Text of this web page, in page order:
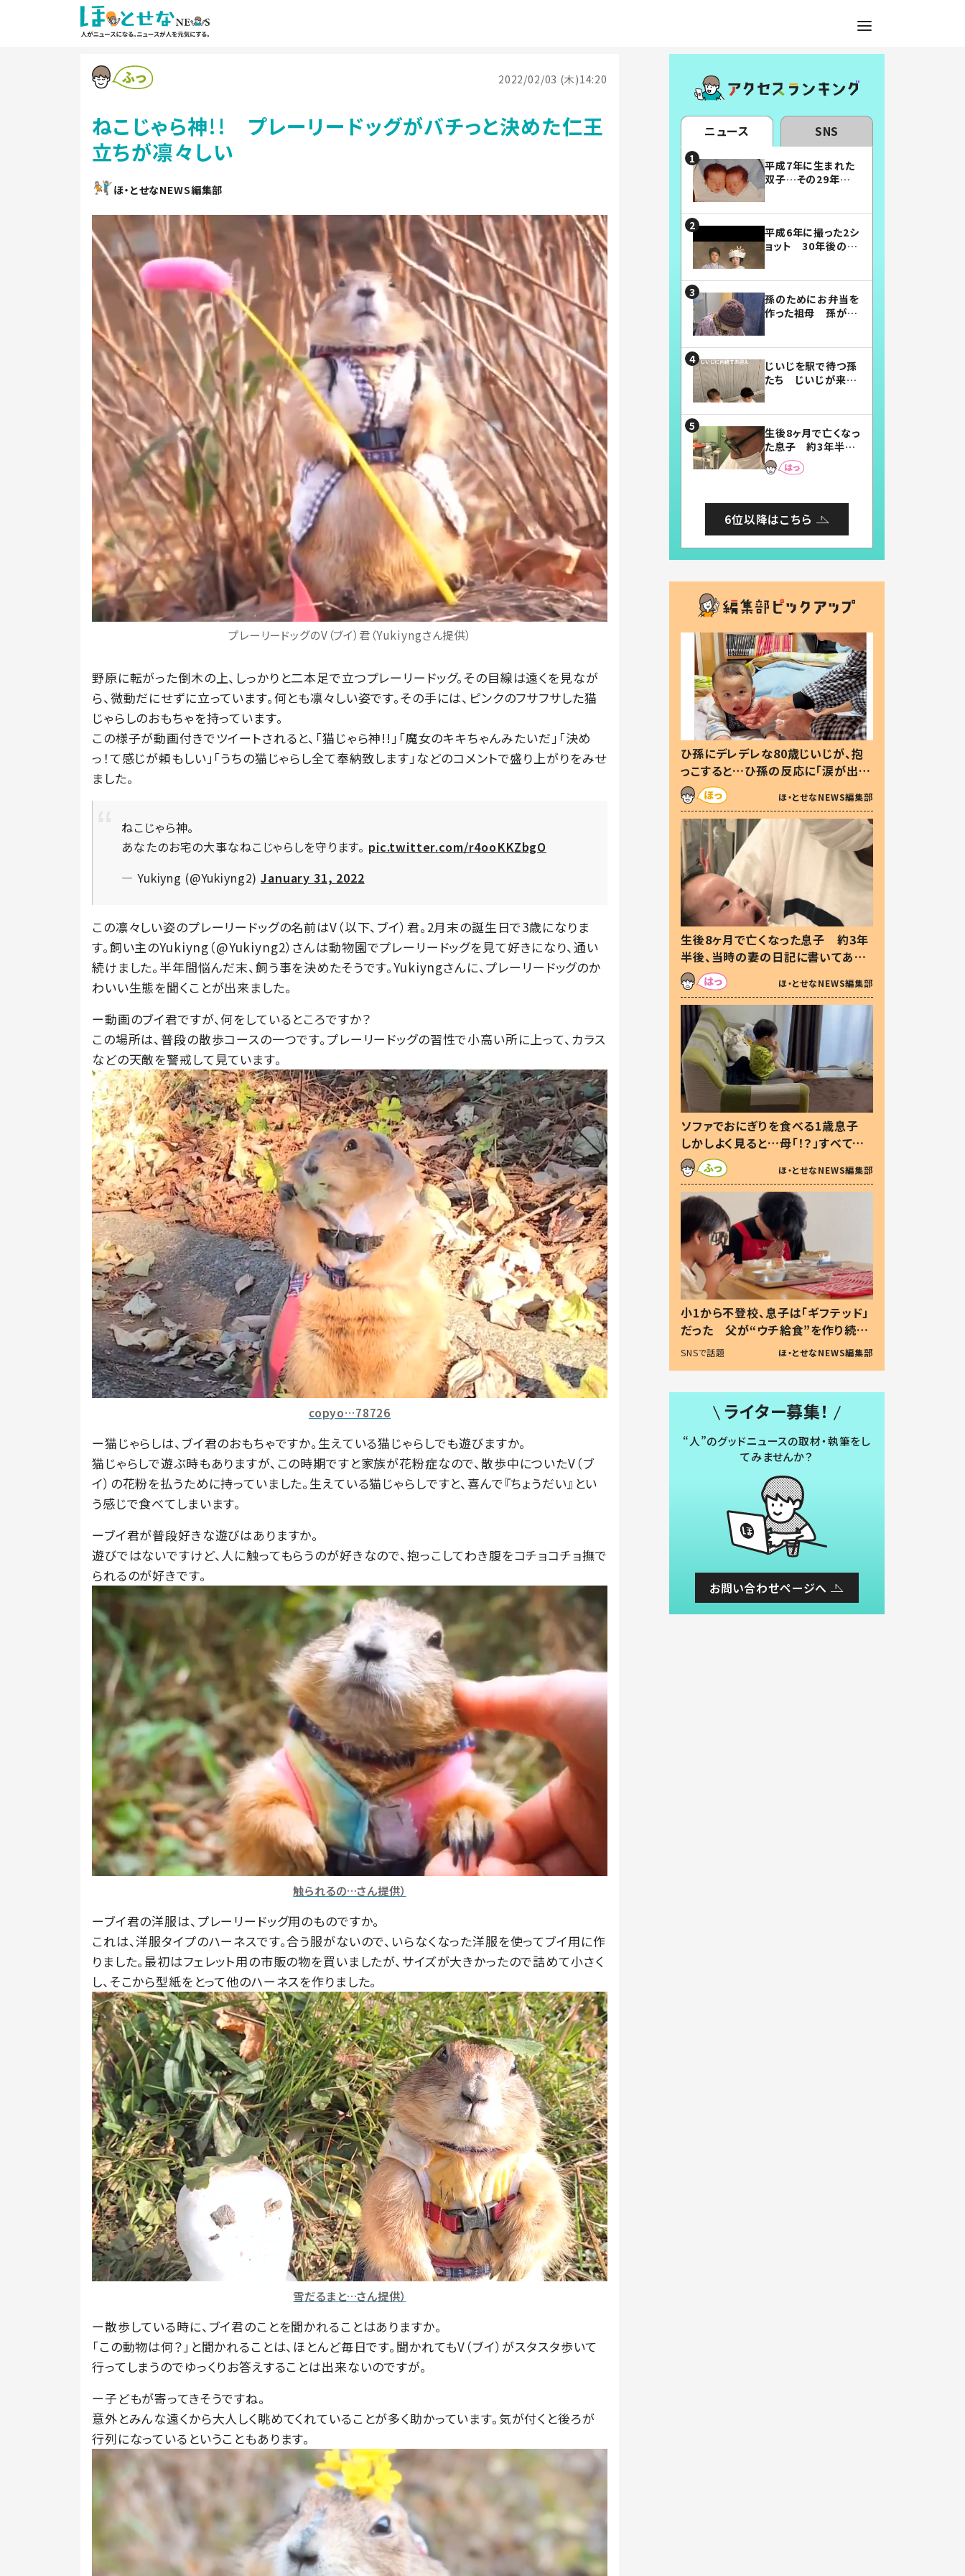
2022/02/03 (木)14:20
ねこじゃら神!! プレーリードッグがバチっと決めた仁王
立ちが凛々しい
ほ・とせなNEWS編集部
プレーリードッグのV（ブイ）君（Yukiyngさん提供）
野原に転がった倒木の上、しっかりと二本足で立つプレーリードッグ。その目線は遠くを見なが
ら、微動だにせずに立っています。何とも凛々しい姿です。その手には、ピンクのフサフサした猫
じゃらしのおもちゃを持っています。
この様子が動画付きでツイートされると、「猫じゃら神!!」「魔女のキキちゃんみたいだ」「決め
っ！て感じが頼もしい」「うちの猫じゃらし全て奉納致します」などのコメントで盛り上がりをみせ
ました。
ねこじゃら神。
あなたのお宅の大事なねこじゃらしを守ります。 pic.twitter.com/r4ooKKZbgO
— Yukiyng (@Yukiyng2)January 31, 2022
この凛々しい姿のプレーリードッグの名前はV（以下、ブイ）君。2月末の誕生日で3歳になりま
す。飼い主のYukiyng（@Yukiyng2）さんは動物園でプレーリードッグを見て好きになり、通い
続けました。半年間悩んだ末、飼う事を決めたそうです。Yukiyngさんに、プレーリードッグのか
わいい生態を聞くことが出来ました。
ー動画のブイ君ですが、何をしているところですか？
この場所は、普段の散歩コースの一つです。プレーリードッグの習性で小高い所に上って、カラス
などの天敵を警戒して見ています。
copyo…78726
ー猫じゃらしは、ブイ君のおもちゃですか。生えている猫じゃらしでも遊びますか。
猫じゃらしで遊ぶ時もありますが、この時期ですと家族が花粉症なので、散歩中についたV（ブ
イ）の花粉を払うために持っていました。生えている猫じゃらしですと、喜んで『ちょうだい』とい
う感じで食べてしまいます。
ーブイ君が普段好きな遊びはありますか。
遊びではないですけど、人に触ってもらうのが好きなので、抱っこしてわき腹をコチョコチョ撫で
られるのが好きです。
触られるの…さん提供）
ーブイ君の洋服は、プレーリードッグ用のものですか。
これは、洋服タイプのハーネスです。合う服がないので、いらなくなった洋服を使ってブイ用に作
りました。最初はフェレット用の市販の物を買いましたが、サイズが大きかったので詰めて小さく
し、そこから型紙をとって他のハーネスを作りました。
雪だるまと…さん提供）
ー散歩している時に、ブイ君のことを聞かれることはありますか。
「この動物は何？」と聞かれることは、ほとんど毎日です。聞かれてもV（ブイ）がスタスタ歩いて
行ってしまうのでゆっくりお答えすることは出来ないのですが。
ー子どもが寄ってきそうですね。
意外とみんな遠くから大人しく眺めてくれていることが多く助かっています。気が付くと後ろが
行列になっているということもあります。
ニュース SNS
平成7年に生まれた
双子…その29年後
平成6年に撮った2シ
ョット 30年後の姿
孫のためにお弁当を
作った祖母 孫が絶
じいじを駅で待つ孫
たち じいじが来た
まらない」「幸せにな
れる」
生後8ヶ月で亡くなっ
た息子 約3年半
後、当時の妻の日記
に書いてあった本音
6位以降はこちら
ひ孫にデレデレな80歳じいじが、抱
っこすると…ひ孫の反応に「涙が出ま
した」「可愛くて仕方ない」
ほ・とせなNEWS編集部
生後8ヶ月で亡くなった息子 約3年
半後、当時の妻の日記に書いてあっ
た本音とは
ほ・とせなNEWS編集部
ソファでおにぎりを食べる1歳息子
しかしよく見ると…母「！？」すべてを
察した母の投稿に「可愛いから許
す！」「現行犯〜」
ほ・とせなNEWS編集部
小1から不登校、息子は「ギフテッド」
だった 父が“ウチ給食”を作り続け
る理由とは #令和の親 #令和の子
SNSで話題 ほ・とせなNEWS編集部
ライター募集！
“人”のグッドニュースの取材・執筆をし
てみませんか？
お問い合わせページへ